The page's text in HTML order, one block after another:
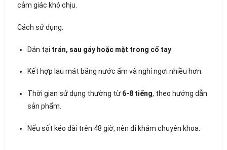
cảm giác khó chịu.
Cách sử dụng:
Dán tại trán, sau gáy hoặc mặt trong cổ tay.
Kết hợp lau mát bằng nước ấm và nghỉ ngơi nhiều hơn.
Thời gian sử dụng thường từ 6-8 tiếng, theo hướng dẫn
sản phẩm.
Nếu sốt kéo dài trên 48 giờ, nên đi khám chuyên khoa.